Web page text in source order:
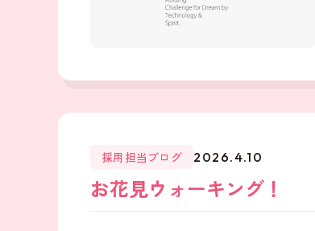
採用担当ブログ 2026.4.10
お花見ウォーキング！